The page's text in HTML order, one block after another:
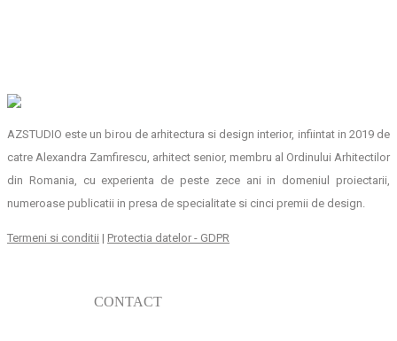
AZSTUDIO este un birou de arhitectura si design interior, infiintat in 2019 de
catre Alexandra Zamfirescu, arhitect senior, membru al Ordinului Arhitectilor
din Romania, cu experienta de peste zece ani in domeniul proiectarii,
numeroase publicatii in presa de specialitate si cinci premii de design.
Termeni si conditii | Protectia datelor - GDPR
CONTACT